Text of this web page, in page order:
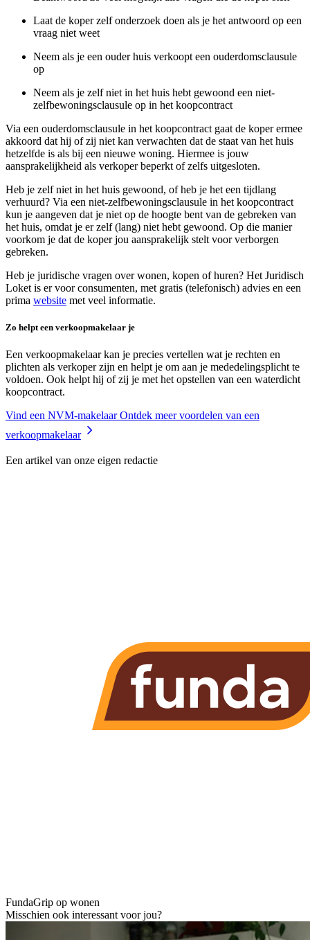
Laat de koper zelf onderzoek doen als je het antwoord op een
vraag niet weet
Neem als je een ouder huis verkoopt een ouderdomsclausule
op
Neem als je zelf niet in het huis hebt gewoond een niet-
zelfbewoningsclausule op in het koopcontract
Via een ouderdomsclausule in het koopcontract gaat de koper ermee
akkoord dat hij of zij niet kan verwachten dat de staat van het huis
hetzelfde is als bij een nieuwe woning. Hiermee is jouw
aansprakelijkheid als verkoper beperkt of zelfs uitgesloten.
Heb je zelf niet in het huis gewoond, of heb je het een tijdlang
verhuurd? Via een niet-zelfbewoningsclausule in het koopcontract
kun je aangeven dat je niet op de hoogte bent van de gebreken van
het huis, omdat je er zelf (lang) niet hebt gewoond. Op die manier
voorkom je dat de koper jou aansprakelijk stelt voor verborgen
gebreken.
Heb je juridische vragen over wonen, kopen of huren? Het Juridisch
Loket is er voor consumenten, met gratis (telefonisch) advies en een
prima website met veel informatie.
Zo helpt een verkoopmakelaar je
Een verkoopmakelaar kan je precies vertellen wat je rechten en
plichten als verkoper zijn en helpt je om aan je mededelingsplicht te
voldoen. Ook helpt hij of zij je met het opstellen van een waterdicht
koopcontract.
Vind een NVM-makelaarOntdek meer voordelen van een
verkoopmakelaar
Een artikel van onze eigen redactie
FundaGrip op wonen
Misschien ook interessant voor jou?